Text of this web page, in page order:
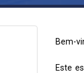
Bem-
Este